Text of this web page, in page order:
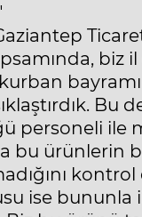
biz
Bu
personeli ile
bu ürünlerin
ise bununla